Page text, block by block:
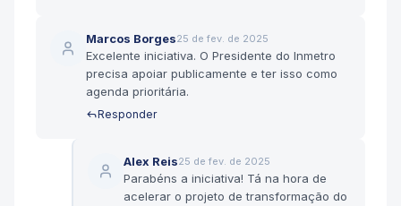
Marcos Borges25 de fev. de 2025
Excelente iniciativa. O Presidente do Inmetro
precisa apoiar publicamente e ter isso como
agenda prioritária.
Responder
Alex Reis25 de fev. de 2025
Parabéns a iniciativa! Tá na hora de
acelerar o projeto de transformação do